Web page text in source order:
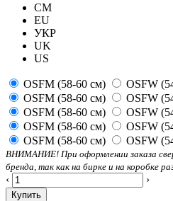
CM
EU
УКР
UK
US
OSFM (58-60 см)
OSFW
OSFM (58-60 см)
OSFW
OSFM (58-60 см)
OSFW
OSFM (58-60 см)
OSFW
OSFM (58-60 см)
OSFW
ВНИМАНИЕ! При оформлении заказа
бренда, так как на бирке и на коробке
‹ ›
Купить